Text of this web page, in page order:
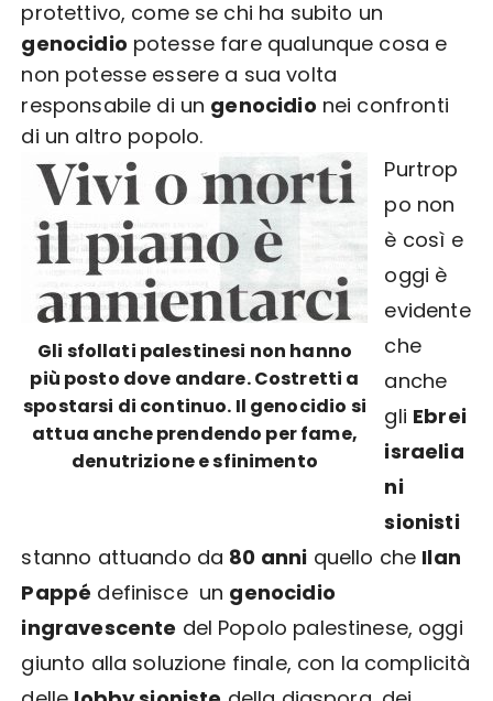
protettivo, come se chi ha subito un
genocidio potesse fare qualunque cosa e
non potesse essere a sua volta
responsabile di un genocidio nei confronti
di un altro popolo.
Gli sfollati palestinesi non hanno
più posto dove andare. Costretti a
spostarsi di continuo. Il genocidio si
attua anche prendendo per fame,
denutrizione e sfinimento
Purtrop
po non
è così e
oggi è
evidente
che
anche
gli Ebrei
israelia
ni
sionisti
stanno attuando da 80 anni quello che Ilan
Pappé definisce un genocidio
ingravescente del Popolo palestinese, oggi
giunto alla soluzione finale, con la complicità